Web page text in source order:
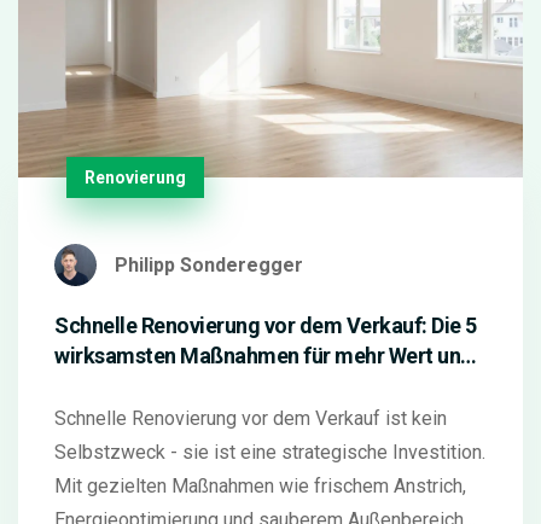
Renovierung
Philipp Sonderegger
Schnelle Renovierung vor dem Verkauf: Die 5
wirksamsten Maßnahmen für mehr Wert und
Schnelle Renovierung vor dem Verkauf ist kein
Selbstzweck - sie ist eine strategische Investition.
Mit gezielten Maßnahmen wie frischem Anstrich,